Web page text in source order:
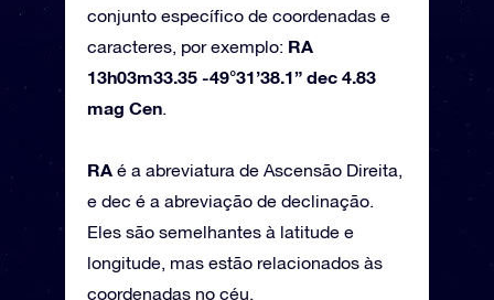
conjunto específico de coordenadas e
caracteres, por exemplo: RA
13h03m33.35 -49°31’38.1” dec 4.83
mag Cen.
RA é a abreviatura de Ascensão Direita,
e dec é a abreviação de declinação.
Eles são semelhantes à latitude e
longitude, mas estão relacionados às
coordenadas no céu.